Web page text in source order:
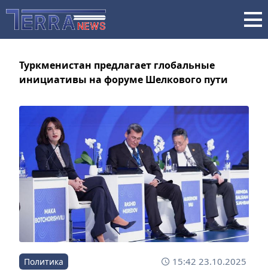
Туркменистан предлагает глобальные
инициативы на форуме Шелкового пути
Политика 15:42 23.10.2025